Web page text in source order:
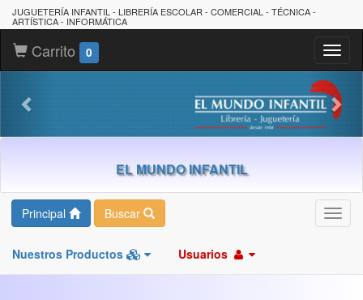
JUGUETERÍA INFANTIL - LIBRERÍA ESCOLAR - COMERCIAL - TÉCNICA -
ARTÍSTICA - INFORMÁTICA
Carrito 0
EL MUNDO INFANTIL
Principal Buscar
Nuestros Productos Usuarios